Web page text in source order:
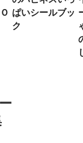
ぱいシールブッ
ク